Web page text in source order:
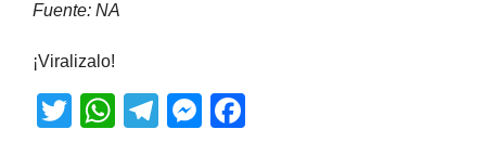
Fuente: NA
¡Viralizalo!
T
W
T
M